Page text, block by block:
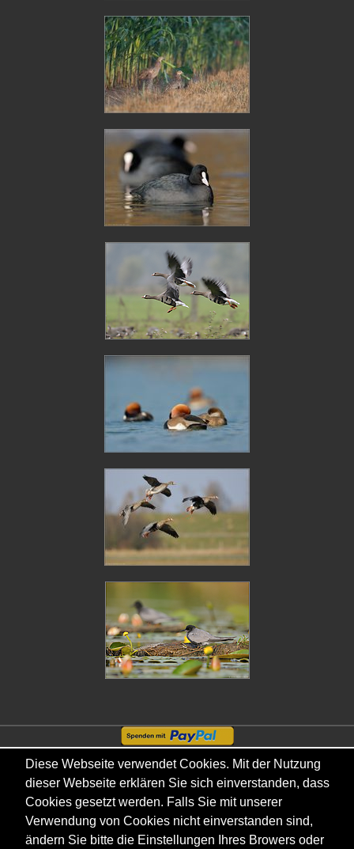
Copyright © - 2026 - Gordana & Ralf Kistowski
Diese Webseite verwendet Cookies. Mit der Nutzung
dieser Webseite erklären Sie sich einverstanden, dass
Cookies gesetzt werden. Falls Sie mit unserer
Verwendung von Cookies nicht einverstanden sind,
ändern Sie bitte die Einstellungen Ihres Browers oder